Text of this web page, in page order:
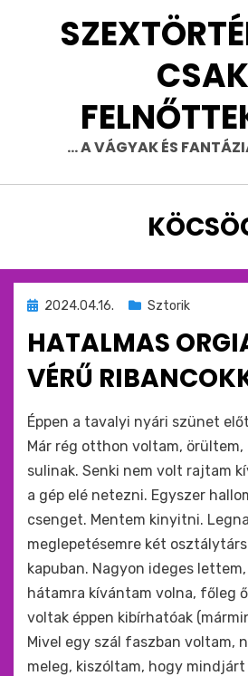
CSAK
… A VÁGYAK ÉS
CÍMKE
:
Beküldve
2024.04.16. Sztorik
HATALMAS
VÉRŰ
monkey
Éppen a tavalyi nyári szünet
Már rég otthon voltam, örültem,
sulinak. Senki nem volt rajtam
a gép elé netezni. Egyszer
csenget. Mentem kinyitni.
meglepetésemre két
kapuban. Nagyon ideges
hátamra kívántam volna, főleg
voltak éppen kibírhatóak
Mivel egy szál faszban voltam,
meleg, kiszóltam, hogy mindjárt